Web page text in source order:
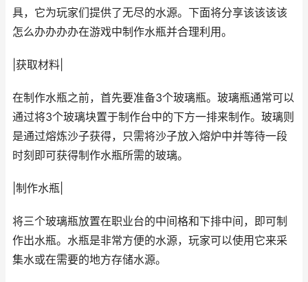
具，它为玩家们提供了无尽的水源。下面将分享该该该该
怎么办办办办在游戏中制作水瓶并合理利用。
|获取材料|
在制作水瓶之前，首先要准备3个玻璃瓶。玻璃瓶通常可以
通过将3个玻璃块置于制作台中的下方一排来制作。玻璃则
是通过熔炼沙子获得，只需将沙子放入熔炉中并等待一段
时刻即可获得制作水瓶所需的玻璃。
|制作水瓶|
将三个玻璃瓶放置在职业台的中间格和下排中间，即可制
作出水瓶。水瓶是非常方便的水源，玩家可以使用它来采
集水或在需要的地方存储水源。